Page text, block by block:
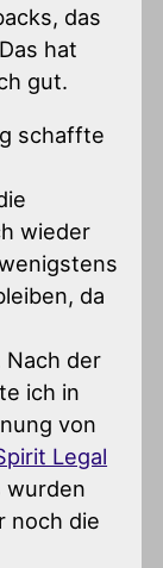
das
hat
gut.
schaffte
wieder
da
der
ich in
von
Legal
wurden
noch die